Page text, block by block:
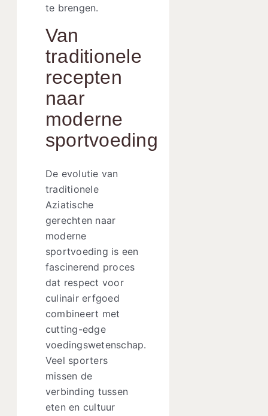
te brengen.
Van
traditionele
recepten
naar
moderne
sportvoeding
De evolutie van
traditionele
Aziatische
gerechten naar
moderne
sportvoeding is een
fascinerend proces
dat respect voor
culinair erfgoed
combineert met
cutting-edge
voedingswetenschap.
Veel sporters
missen de
verbinding tussen
eten en cultuur